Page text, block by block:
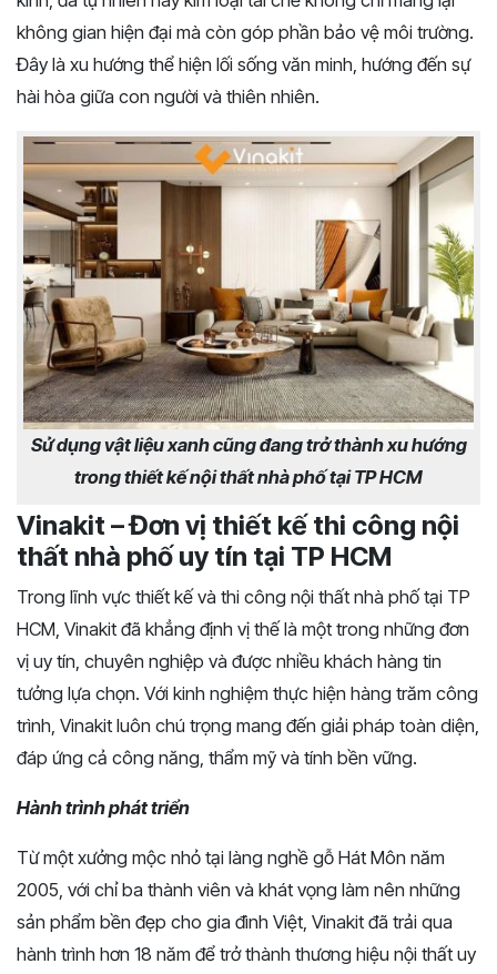
không gian hiện đại mà còn góp phần bảo vệ môi trường.
Đây là xu hướng thể hiện lối sống văn minh, hướng đến sự
hài hòa giữa con người và thiên nhiên.
Sử dụng vật liệu xanh cũng đang trở thành xu hướng
trong thiết kế nội thất nhà phố tại TP HCM
Vinakit – Đơn vị thiết kế thi công nội
thất nhà phố uy tín tại TP HCM
Trong lĩnh vực thiết kế và thi công nội thất nhà phố tại TP
HCM, Vinakit đã khẳng định vị thế là một trong những đơn
vị uy tín, chuyên nghiệp và được nhiều khách hàng tin
tưởng lựa chọn. Với kinh nghiệm thực hiện hàng trăm công
trình, Vinakit luôn chú trọng mang đến giải pháp toàn diện,
đáp ứng cả công năng, thẩm mỹ và tính bền vững.
Hành trình phát triển
Từ một xưởng mộc nhỏ tại làng nghề gỗ Hát Môn năm
2005, với chỉ ba thành viên và khát vọng làm nên những
sản phẩm bền đẹp cho gia đình Việt, Vinakit đã trải qua
hành trình hơn 18 năm để trở thành thương hiệu nội thất uy